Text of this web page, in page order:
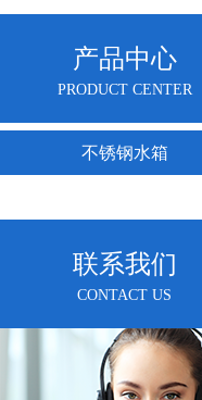
产品中心
PRODUCT CENTER
不锈钢水箱
联系我们
CONTACT US